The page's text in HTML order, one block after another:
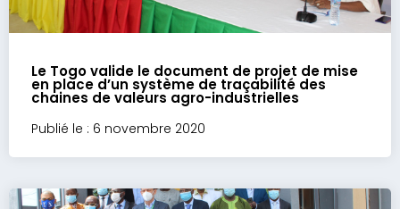
Le Togo valide le document de projet de mise
en place d’un système de traçabilité des
chaines de valeurs agro-industrielles
Publié le : 6 novembre 2020